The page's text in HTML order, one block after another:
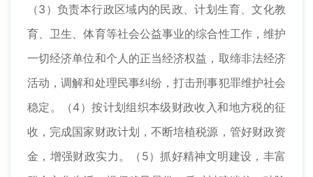
（3）负责本行政区域内的民政、计划生育、文化教
育、卫生、体育等社会公益事业的综合性工作，维护
一切经济单位和个人的正当经济权益，取缔非法经济
活动，调解和处理民事纠纷，打击刑事犯罪维护社会
稳定。（4）按计划组织本级财政收入和地方税的征
收，完成国家财政计划，不断培植税源，管好财政资
金，增强财政实力。（5）抓好精神文明建设，丰富